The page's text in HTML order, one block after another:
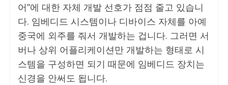
어”에 대한 자체 개발 선호가 점점 줄고 있습니
다. 임베디드 시스템이나 디바이스 자체를 아예
중국에 외주를 줘서 개발하는 겁니다. 그러면 서
버나 상위 어플리케이션만 개발하는 형태로 시
스템을 구성하면 되기 때문에 임베디드 장치는
신경을 안써도 됩니다.